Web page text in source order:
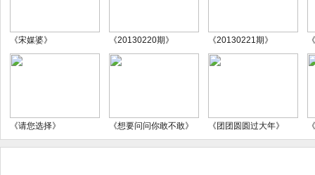
《宋媒婆》 《20130220期》 《20130221期》
《请您选择》 《想要问问你敢不敢》 《团团圆圆过大年》